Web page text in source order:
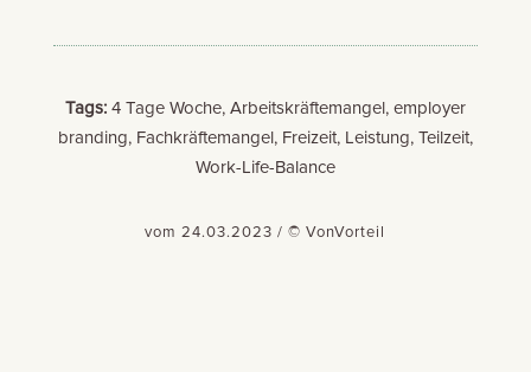
Tags:4 Tage Woche, Arbeitskräftemangel, employer
branding, Fachkräftemangel, Freizeit, Leistung, Teilzeit,
Work-Life-Balance
vom 24.03.2023 / © VonVorteil